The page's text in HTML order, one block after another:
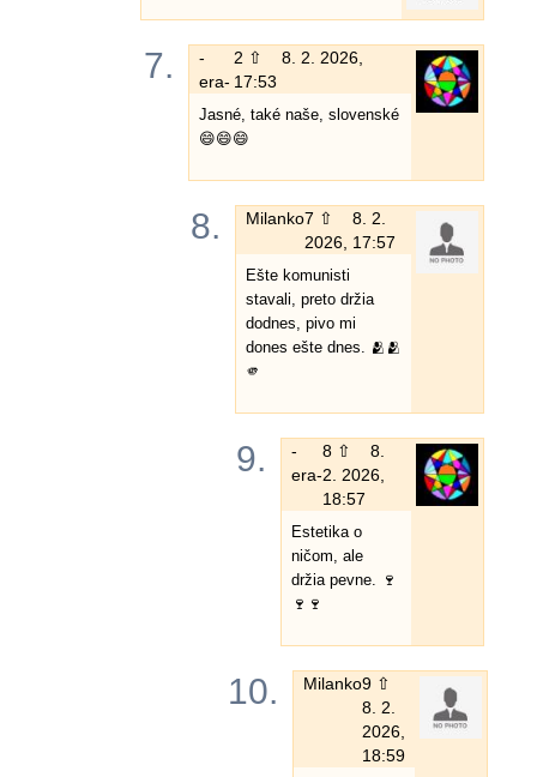
7.
-
era-
2 ⇧
8. 2. 2026,
17:53
Jasné, také naše, slovenské
😄😄😄
8. Milanko7 ⇧
8. 2.
2026, 17:57
Ešte komunisti
stavali, preto držia
dodnes, pivo mi
dones ešte dnes. 🫂🫂
🫵
9.
-
era-
8 ⇧
8.
2. 2026,
18:57
Estetika o
ničom, ale
držia pevne. 🍷
🍷🍷
10. Milanko9 ⇧
8. 2.
2026,
18:59